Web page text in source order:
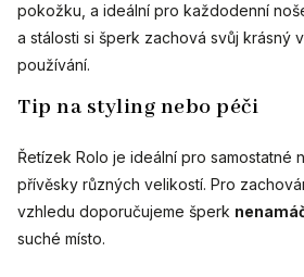
pokožku, a ideální pro každodenní
a stálosti si šperk zachová svůj krásný
používání.
Tip na styling nebo péči
Řetízek Rolo je ideální pro samostatné
přívěsky různých velikostí. Pro
vzhledu doporučujeme šperk
suché místo.